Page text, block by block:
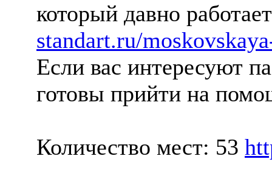
который давно
standart.ru/
Если вас интересуют
готовы прийти на
Количество мест: 53